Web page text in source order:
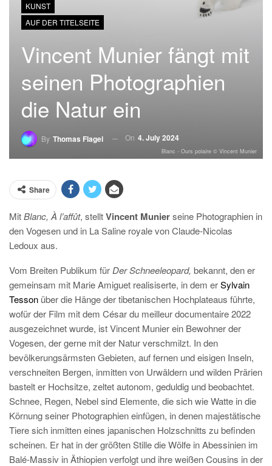
KUNST
AUF DER TITELSEITE
Vincent Munier fängt mit
seinen Photographien
die Natur ein
By Thomas Flagel On 4. July 2024
Blanc - Ours polaire © Vincent Munier
Share
MitBlanc, À l’affût, stelltVincent Munierseine Photographien in
den Vogesen und in La Saline royale von Claude-Nicolas
Ledoux aus.
Vom Breiten Publikum für Der Schneeleopard, bekannt, den er
gemeinsam mit Marie Amiguet realisiserte, in dem erSylvain
Tesson über die Hänge der tibetanischen Hochplateaus führte,
wofür der Film mit dem César du meilleur documentaire 2022
ausgezeichnet wurde, ist Vincent Munier ein Bewohner der
Vogesen, der gerne mit der Natur verschmilzt. In den
bevölkerungsärmsten Gebieten, auf fernen und eisigen Inseln,
verschneiten Bergen, inmitten von Urwäldern und wilden Prärien
bastelt er Hochsitze, zeltet autonom, geduldig und beobachtet.
Schnee, Regen, Nebel sind Elemente, die sich wie Watte in die
Körnung seiner Photographien einfügen, in denen majestätische
Tiere sich inmitten eines japanischen Holzschnitts zu befinden
scheinen. Er hat in der größten Stille die Wölfe in Abessinien im
Balé-Massiv in Äthiopien verfolgt und ihre weißen Cousins in der